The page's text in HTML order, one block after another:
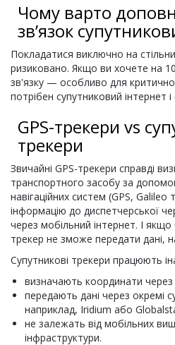
Чому варто
зв’язок
Покладатися виключно на
ризиковано. Якщо ви хочете на
зв'язку — особливо для
потрібен супутниковий інтернет
GPS-трекери vs
трекери
Звичайні GPS-трекери справді
транспортного засобу за
навігаційних систем (GPS,
інформацію до диспетчерської
через мобільний інтернет. І
трекер не зможе передати дані,
Супутникові трекери працюють
визначають координати через
передають дані через окремі
наприклад, Iridium або
не залежать від мобільних
інфраструктури.